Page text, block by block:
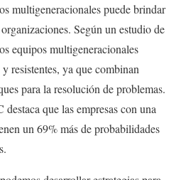
multigeneracionales puede brindar
Según un estudio de
equipos multigeneracionales
resistentes, ya que combinan
para la resolución de problemas.
que las empresas con una
un 69% más de probabilidades